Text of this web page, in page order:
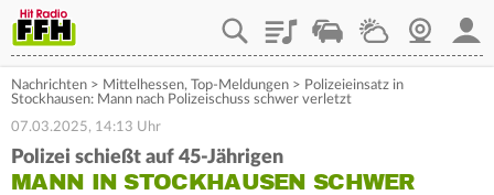
PlaylistStaupilotWetterWebcam
Nachrichten > Mittelhessen, Top-Meldungen > Polizeieinsatz in
Stockhausen: Mann nach Polizeischuss schwer verletzt
07.03.2025, 14:13 Uhr
Polizei schießt auf 45-Jährigen
MANN IN STOCKHAUSEN SCHWER